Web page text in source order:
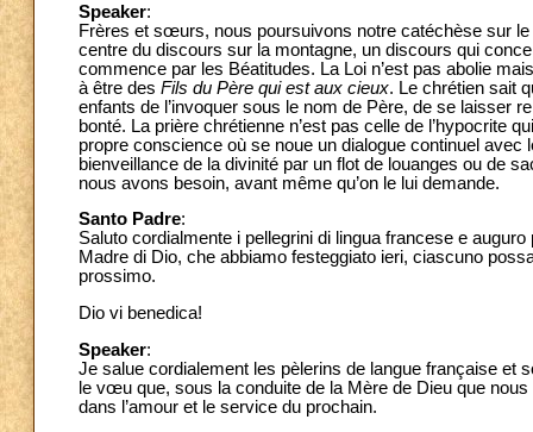
Speaker:
Frères et sœurs, nous poursuivons notre catéchèse sur
centre du discours sur la montagne, un discours qui
commence par les Béatitudes. La Loi n’est pas abolie
à être des Fils du Père qui est aux cieux. Le chrétien sait
enfants de l’invoquer sous le nom de Père, de se laisser
bonté. La prière chrétienne n’est pas celle de l’hypocrite
propre conscience où se noue un dialogue continuel
bienveillance de la divinité par un flot de louanges ou de
nous avons besoin, avant même qu’on le lui demande.
Santo Padre:
Saluto cordialmente i pellegrini di lingua francese e
Madre di Dio, che abbiamo festeggiato ieri, ciascuno
prossimo.
Dio vi benedica!
Speaker:
Je salue cordialement les pèlerins de langue française et
le vœu que, sous la conduite de la Mère de Dieu que
dans l’amour et le service du prochain.